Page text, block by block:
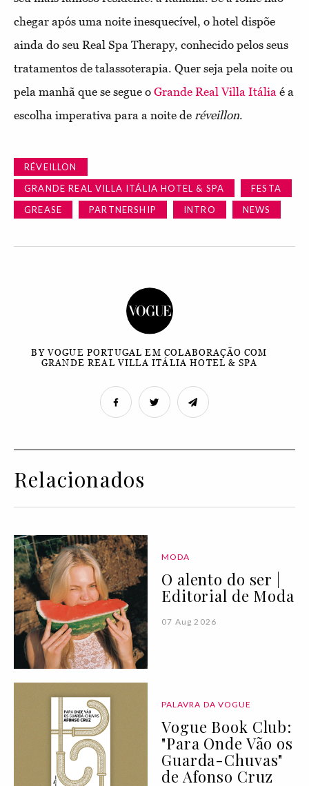
chegar após uma noite inesquecível, o hotel dispõe
ainda do seu Real Spa Therapy, conhecido pelos seus
tratamentos de talassoterapia. Quer seja pela noite ou
pela manhã que se segue o Grande Real Villa Itália é a
escolha imperativa para a noite de réveillon.
RÉVEILLON
GRANDE REAL VILLA ITÁLIA HOTEL & SPA
FESTA
GREASE
PARTNERSHIP INTRO NEWS
BY VOGUE PORTUGAL EM COLABORAÇÃO COM
GRANDE REAL VILLA ITÁLIA HOTEL & SPA
Relacionados
MODA
O alento do ser |
Editorial de Moda
07 Aug 2026
PALAVRA DA VOGUE
Vogue Book Club:
"Para Onde Vão os
Guarda-Chuvas"
de Afonso Cruz